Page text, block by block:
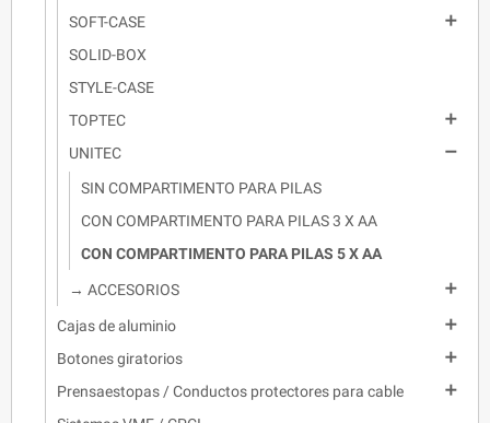
SOFT-CASE

SOLID-BOX
STYLE-CASE
TOPTEC

UNITEC

SIN COMPARTIMENTO PARA PILAS
CON COMPARTIMENTO PARA PILAS 3 X AA
CON COMPARTIMENTO PARA PILAS 5 X AA
→ ACCESORIOS 
Cajas de aluminio

Botones giratorios

Prensaestopas / Conductos protectores para cable
